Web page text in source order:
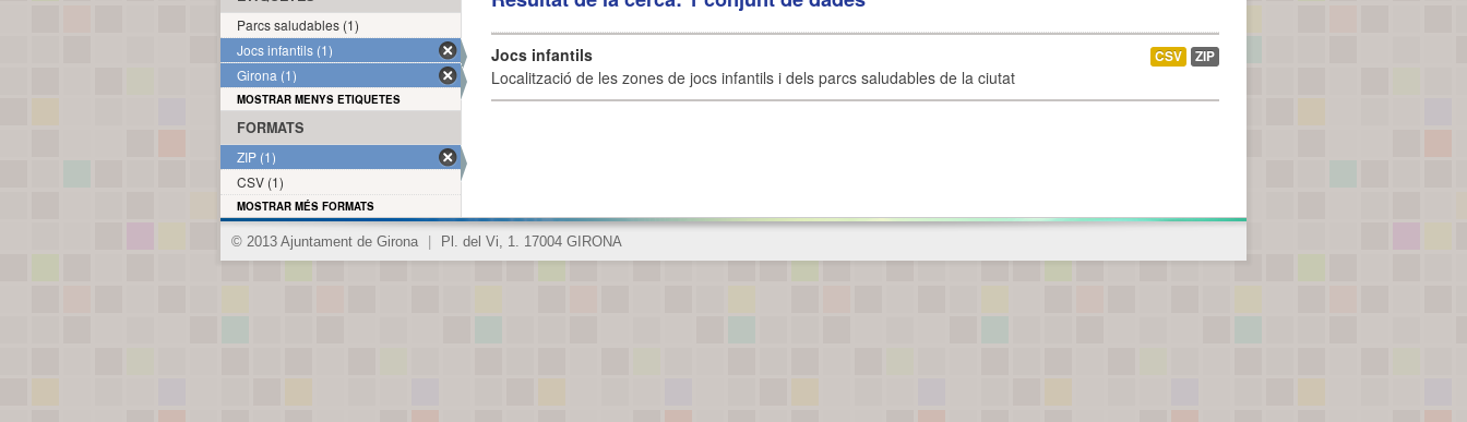
Jocs infantils
Localització de les zones de jocs infantils i dels parcs saludables de la ciutat
CSV ZIP
Parcs saludables (1)
Jocs infantils (1)
Girona (1)
MOSTRAR MENYS ETIQUETES
FORMATS
ZIP (1)
CSV (1)
MOSTRAR MÉS FORMATS
© 2013 Ajuntament de Girona Pl. del Vi, 1. 17004 GIRONA